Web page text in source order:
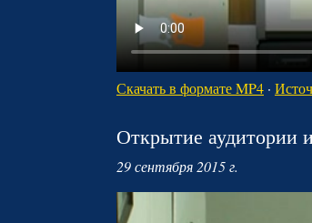
Скачать в формате MP4 ·
Открытие
29 сентября 2015 г.